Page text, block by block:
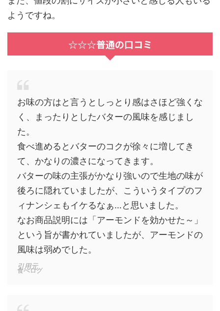
ようですね。
☆☆☆普通の口コミ
お味の方はと言うとしっとり感はさほど強くな
く、まったりとしたバターの風味を感じまし
た。
食べ進めるとバターのコクが徐々に増してき
て、かなりの濃さになってきます。
バターの味の主張がかなり強いので生地の味が
後ろに隠れていましたが、こういうタイプのフ
ィナンシェもイケるなぁ…と思いました。
なお商品説明には「アーモンドを効かせた～」
という旨が書かれていましたが、アーモンドの
風味は弱めでした。
引用元
食べログ